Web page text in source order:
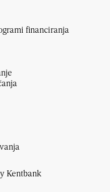
financiranja
Kentbank